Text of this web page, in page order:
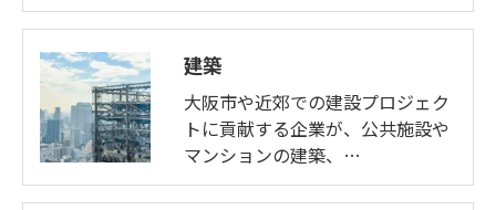
建築
大阪市や近郊での建設プロジェク
トに貢献する企業が、公共施設や
マンションの建築、…